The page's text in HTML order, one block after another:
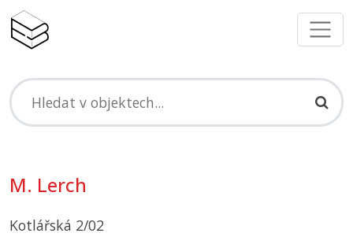
M. Lerch
Kotlářská 2/02